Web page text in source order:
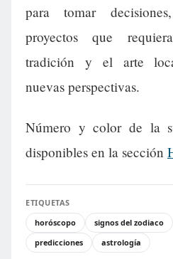
para tomar
proyectos que
tradición y el arte
nuevas perspectivas.
Número y color de la
disponibles en la sección
ETIQUETAS
horóscopo
signos del zodiaco
predicciones
astrología